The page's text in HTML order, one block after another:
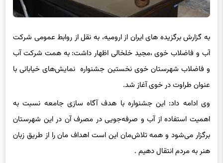
به گزارش برگزیده های ایران از ارومیه، به نقل از روابط عمومی شرکت
آب و فاضلاب خوی ،مجید خلخالی اظهار داشت: به همت شرکت آب
و فاضلاب شهرستان خوی نخستین جشنواره نمایش‌های خیابانی با
عنوان طراوت در خوی آغاز شد.
وی ادامه داد: این جشنواره با هدف آگاه سازی جامعه نسبت به
اهمیت استفاده از آب و صرفه‌جویی در مصرف آن در این شهرستان
برگزار می‌شود و همه تلاش‌مان این است اهداف مان را از طریق زبان
هنر به مردم انتقال دهیم .